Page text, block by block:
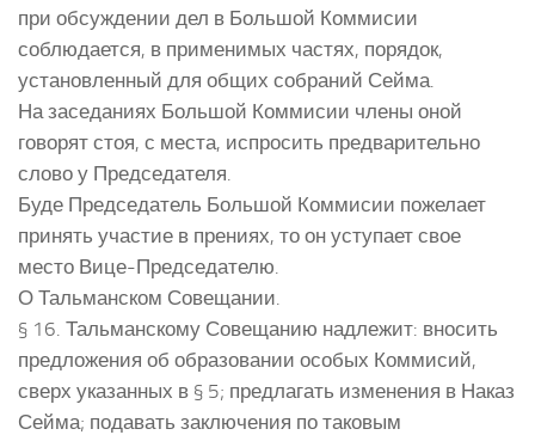
при обсуждении дел в Большой Коммисии
соблюдается, в применимых частях, порядок,
установленный для общих собраний Сейма.
На заседаниях Большой Коммисии члены оной
говорят стоя, с места, испросить предварительно
слово у Председателя.
Буде Председатель Большой Коммисии пожелает
принять участие в прениях, то он уступает свое
место Вице-Председателю.
О Тальманском Совещании.
§ 16. Тальманскому Совещанию надлежит: вносить
предложения об образовании особых Коммисий,
сверх указанных в § 5; предлагать изменения в Наказ
Сейма; подавать заключения по таковым